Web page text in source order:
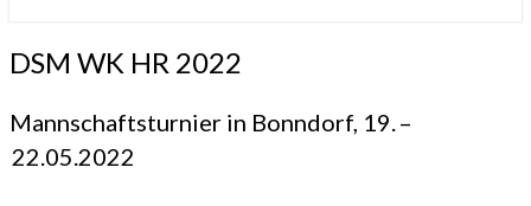
DSM
WK
2022
DSM WK HR 2022
Mannschaftsturnier in Bonndorf, 19. –
22.05.2022